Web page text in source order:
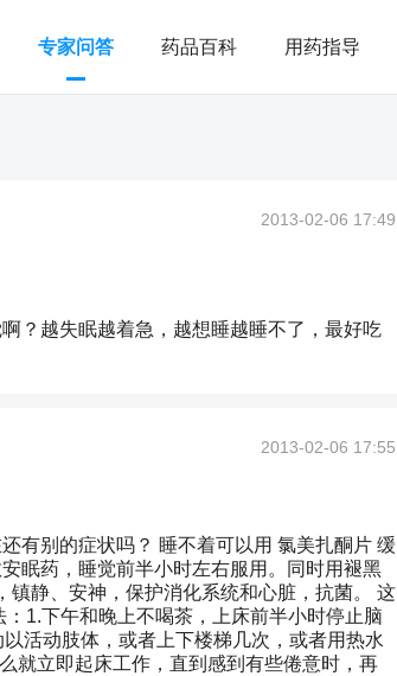
专家问答 药品百科 用药指导
2013-02-06 17:49
？越失眠越着急，越想睡越睡不了，最好吃
2013-02-06 17:55
有别的症状吗？ 睡不着可以用 氯美扎酮片 缓
眠药，睡觉前半小时左右服用。同时用褪黑
静、安神，保护消化系统和心脏，抗菌。 这
1.下午和晚上不喝茶，上床前半小时停止脑
活动肢体，或者上下楼梯几次，或者用热水
就立即起床工作，直到感到有些倦意时，再